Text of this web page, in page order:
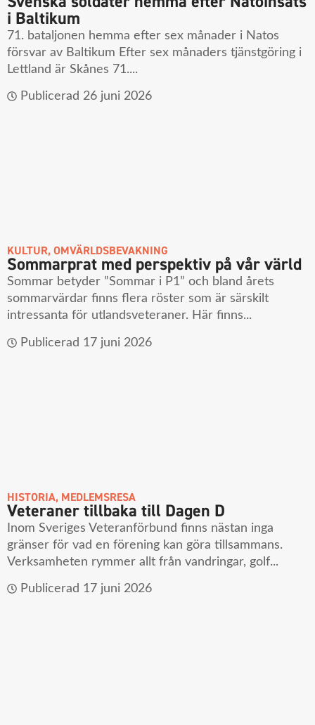
i Baltikum
71. bataljonen hemma efter sex månader i Natos
försvar av Baltikum Efter sex månaders tjänstgöring i
Lettland är Skånes 71....
Publicerad 26 juni 2026
KULTUR, OMVÄRLDSBEVAKNING
Sommarprat med perspektiv på vår värld
Sommar betyder ”Sommar i P1” och bland årets
sommarvärdar finns flera röster som är särskilt
intressanta för utlandsveteraner. Här finns...
Publicerad 17 juni 2026
HISTORIA, MEDLEMSRESA
Veteraner tillbaka till Dagen D
Inom Sveriges Veteranförbund finns nästan inga
gränser för vad en förening kan göra tillsammans.
Verksamheten rymmer allt från vandringar, golf...
Publicerad 17 juni 2026